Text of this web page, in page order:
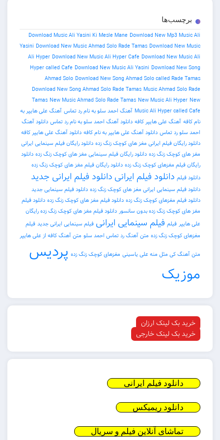
Download Music Ali Yasini Ki Mesle Mane Download New
Yasini Download New Music Ahmad Solo Rade Tamas Download
Ali Hyper Download New Music Ali Hyper Cafe Download
Hyper called Cafe Download New Music Ali Yasini Download
Ahmad Solo Download New Song Ahmad Solo called
Download New Song Ahmad Solo Rade Tamas Music Ahmad
Tamas New Music Ahmad Solo Rade Tamas New Music Ali
Music Ali Hyper آهنگ احمد سلو به نام رد تماس آهنگ علی هایپر به
علی هایپر کافه دانلود آهنگ احمد سلو به نام رد تماس دانلود آهنگ
دانلود آهنگ علی هایپر به نام کافه دانلود آهنگ علی هایپر کافه
فیلم ایرانی مغز های کوچک زنگ زده دانلود رایگان فیلم سینمایی ایرانی
زنگ زده دانلود رایگان فیلم سینمایی مغز های کوچک زنگ زده دانلود
مغزهای کوچک زنگ زده دانلود رایگان فیلم مغز های کوچک زنگ زده
دانلود فیلم ایرانیدانلود فیلم ایرانی جدید
سینمایی ایرانی مغز های کوچک زنگ زده دانلود فیلم سینمایی جدید
مغزهای کوچک زنگ زده دانلود فیلم مغز های کوچک زنگ زده دانلود فیلم
زنگ زده بدون سانسور دانلود فیلم مغز های کوچک زنگ زده رایگان
فیلم سینمایی ایرانی فیلم سینمایی ایرانی جدید فیلم
زنگ زده متن آهنگ رد تماس احمد سلو متن آهنگ کافه از علی هایپر
مثل منه علی یاسینی مغزهای کوچک زنگ زده پردیس
لینک ارزان
لینک خارجی
فیلم ایرانی
ریمیکس
آنلاین فیلم و سریال